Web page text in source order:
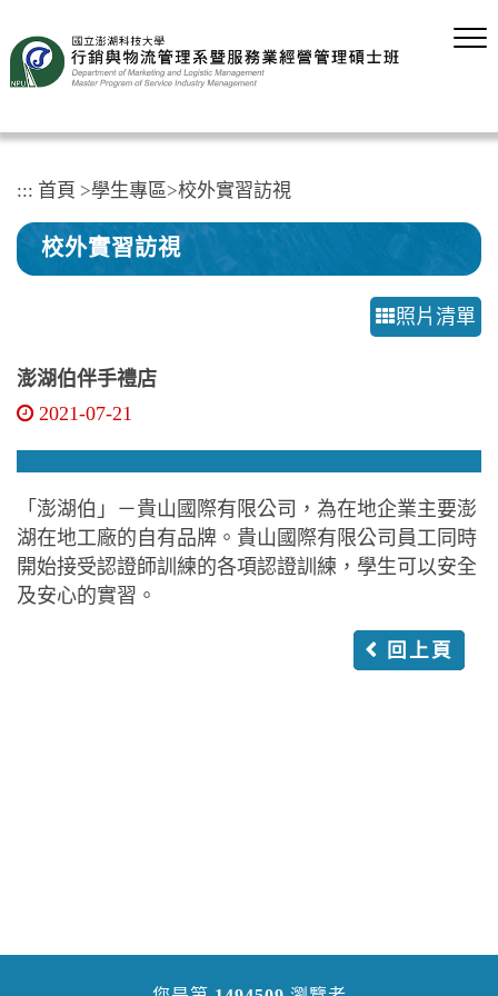
主
要
容
::: 首頁 >學生專區>校外實習訪視
校外實習訪視
照片清單
澎湖伯伴手禮店
2021-07-21
「澎湖伯」－貴山國際有限公司，為在地企業主要澎
湖在地工廠的自有品牌。貴山國際有限公司員工同時
開始接受認證師訓練的各項認證訓練，學生可以安全
及安心的實習。
回上頁